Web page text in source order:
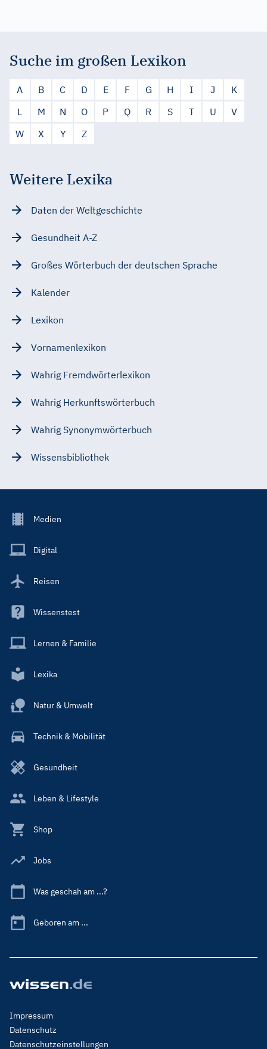
Suche im großen Lexikon
A B C D E F G H I J
K
L
M N O P Q R S T U
V
W
X Y Z
Weitere Lexika
Daten der Weltgeschichte
Gesundheit A-Z
Großes Wörterbuch der deutschen Sprache
Kalender
Lexikon
Vornamenlexikon
Wahrig Fremdwörterlexikon
Wahrig Herkunftswörterbuch
Wahrig Synonymwörterbuch
Wissensbibliothek
Footer
Main
Medien
Digital
Reisen
Wissenstest
Lernen & Familie
Lexika
Natur & Umwelt
Technik & Mobilität
Gesundheit
Leben & Lifestyle
Shop
Jobs
Was geschah am ...?
Geboren am ...
Footer
Menu
Legal
Impressum
Datenschutz
Datenschutzeinstellungen